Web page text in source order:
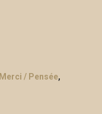
Merci / Pensée,